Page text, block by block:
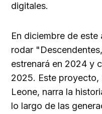
digitales.
En diciembre de
rodar
estrenará en 2024 y
2025. Este
Leone, narra la
lo largo de las